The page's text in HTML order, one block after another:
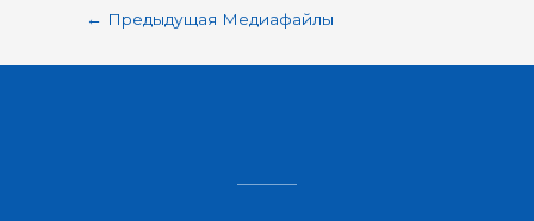
← Предыдущая Медиафайлы